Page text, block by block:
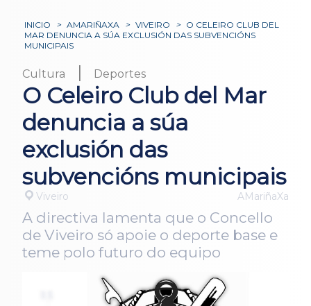
INICIO > AMARIÑAXA > VIVEIRO > O CELEIRO CLUB DEL
MAR DENUNCIA A SÚA EXCLUSIÓN DAS SUBVENCIÓNS
MUNICIPAIS
Cultura | Deportes
O Celeiro Club del Mar
denuncia a súa
exclusión das
subvencións municipais
Viveiro AMariñaXa
A directiva lamenta que o Concello
de Viveiro só apoie o deporte base e
teme polo futuro do equipo